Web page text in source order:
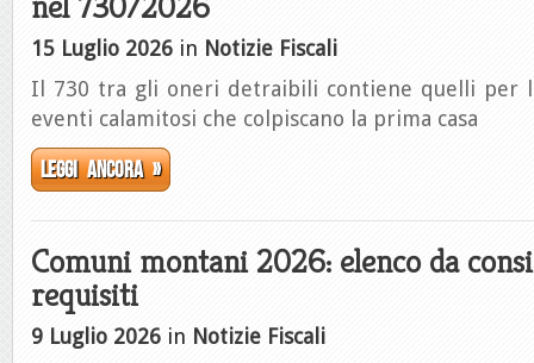
15 Luglio 2026 in Notizie Fiscali
Il 730 tra gli oneri detraibili contiene quelli per
eventi calamitosi che colpiscano la prima casa
Leggi ancora »
Comuni montani 2026: elenco da
requisiti
9 Luglio 2026 in Notizie Fiscali